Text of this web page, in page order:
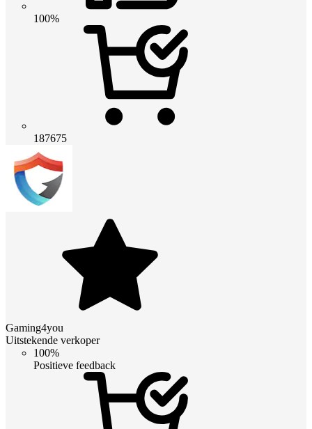
100%
187675
Gaming4you
Uitstekende verkoper
100%
Positieve feedback